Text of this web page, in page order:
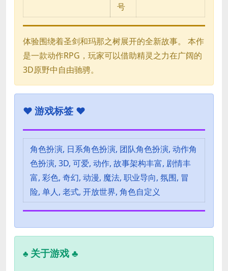
号
体验围绕着圣剑和玛那之树展开的全新故事。 本作
是一款动作RPG，玩家可以借助精灵之力在广阔的
3D原野中自由驰骋。
♥ 游戏标签 ♥
角色扮演, 日系角色扮演, 团队角色扮演, 动作角
色扮演, 3D, 可爱, 动作, 故事架构丰富, 剧情丰
富, 彩色, 奇幻, 动漫, 魔法, 职业导向, 氛围, 冒
险, 单人, 老式, 开放世界, 角色自定义
♣ 关于游戏 ♣